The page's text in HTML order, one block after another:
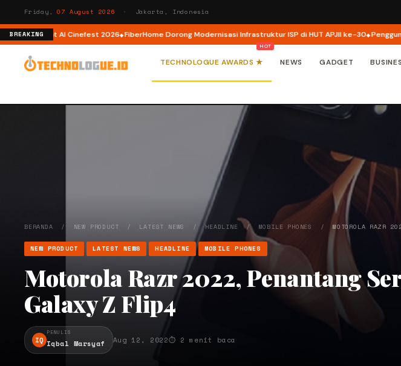
Friday,07 August 2026 · Jakarta, Indonesia
BREAKING
AI Cinefest 2026 FiberHome Dorong Modernisasi Infrastruktur ISP di HUT APJII ke-30 Pengguna macOS
TECHNOLOGUE AWARDS ★ NEWS GADGET
BERANDA / NEW PRODUCT / LATEST NEWS /HEADLINE / MOBILE PHONES /MOTOROLA RAZR
NEW PRODUCT LATEST NEWS HEADLINE MOBILE PHONES
Motorola Razr 2022, Penantang
Galaxy Z Flip4
IQ
PENULIS
Iqbal Marsyaf Aug 12, 2022⏱ 2 menit baca